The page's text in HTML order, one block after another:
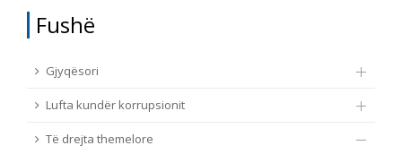
LUFTA KUNDËR KORRUPSIONIT
TË DREJTA THEMELORE
E DREJTA E QYTETARËVE TË BE-SË
Fushë / lëmi
Nën burim
Fushë
Gjyqësori
Lufta kundër korrupsionit
Të drejta themelore